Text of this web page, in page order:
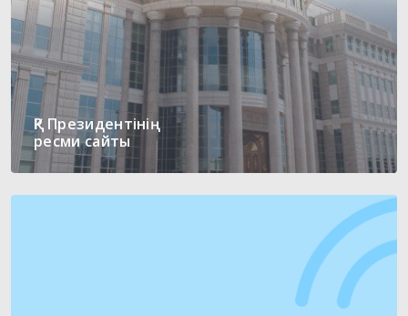
ҚР Президентінің
ресми сайты